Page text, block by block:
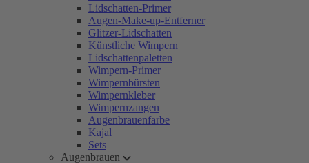
Lidschatten-Primer
Augen-Make-up-Entferner
Glitzer-Lidschatten
Künstliche Wimpern
Lidschattenpaletten
Wimpern-Primer
Wimpernbürsten
Wimpernkleber
Wimpernzangen
Augenbrauenfarbe
Kajal
Sets
Augenbrauen